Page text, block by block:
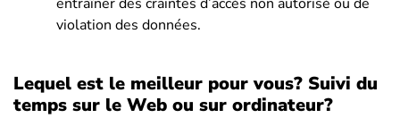
violation des données.
Lequel est le meilleur pour vous? Suivi du
temps sur le Web ou sur ordinateur?